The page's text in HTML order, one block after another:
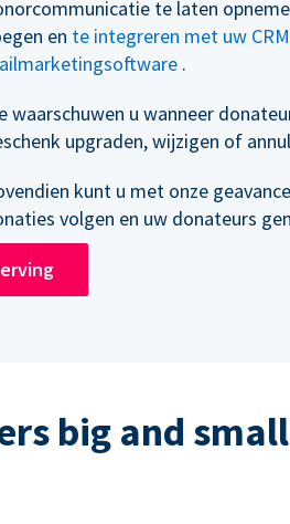
te laten
en te integreren met uw
.
waarschuwen u wanneer
upgraden, wijzigen of
kunt u met onze
volgen en uw donateurs
big and small